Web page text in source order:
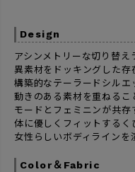
Design
アシンメトリーな切り替え
異素材をドッキングした存
構築的なテーラードシルエ
動きのある素材を重ねるこ
モードとフェミニンが共存
体に優しくフィットするく
女性らしいボディラインを
Color＆Fabric